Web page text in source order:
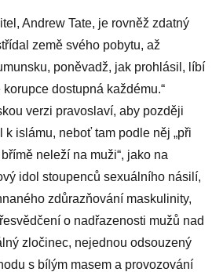
servilně mu
pochlebuje
Andrew Tate, je rovněž zdatný
země svého pobytu, až
poněvadž, jak prohlásil, líbí
korupce dostupná každému.“
verzi pravoslaví, aby později
k islámu, neboť tam podle něj „při
neleží na muži“, jako na
idol stoupenců sexuálního násilí,
zdůrazňování maskulinity,
o nadřazenosti mužů nad
zločinec, nejednou odsouzený
s bílým masem a provozování